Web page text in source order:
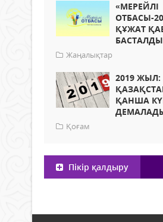
«МЕРЕЙЛІ
ОТБАСЫ-
ҚҰЖАТ
БАСТАЛДЫ
Жаңалықтар
2019 ЖЫЛ:
ҚАНША
Қоғам
Пікір қалдыру